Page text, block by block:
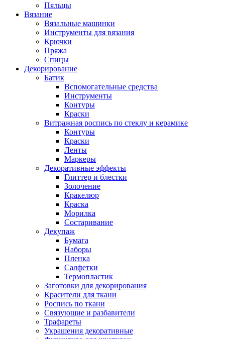
Пяльцы
Вязание
Вязальные машинки
Инструменты для вязания
Крючки
Пряжа
Спицы
Декорирование
Батик
Вспомогательные средства
Инструменты
Контуры
Краски
Витражная роспись по стеклу и керамике
Контуры
Краски
Ленты
Маркеры
Декоративные эффекты
Глиттер и блестки
Золочение
Кракелюр
Краска
Морилка
Состаривание
Декупаж
Бумага
Наборы
Пленка
Салфетки
Термопластик
Заготовки для декорирования
Красители для ткани
Роспись по ткани
Связующие и разбавители
Трафареты
Украшения декоративные